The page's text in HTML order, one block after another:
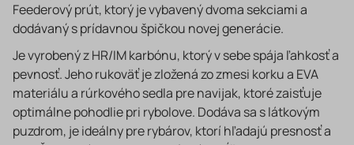
Feederový prút, ktorý je vybavený dvoma sekciami a
dodávaný s prídavnou špičkou novej generácie.
Je vyrobený z HR/IM karbónu, ktorý v sebe spája ľahkosť a
pevnosť. Jeho rukoväť je zložená zo zmesi korku a EVA
materiálu a rúrkového sedla pre navijak, ktoré zaisťuje
optimálne pohodlie pri rybolove. Dodáva sa s látkovým
puzdrom, je ideálny pre rybárov, ktorí hľadajú presnosť a